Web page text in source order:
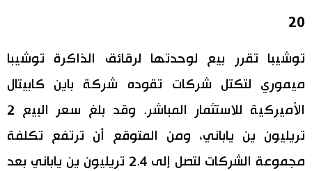
20
توشيبا تقرر بيع لوحدتها لرقائق الذاكرة توشيبا
ميموري لتكتل شركات تقوده شركة باين كابيتال
الأميركية للاستثمار المباشر. وقد بلغ سعر البيع 2
تريليون ين ياباني، ومن المتوقع أن ترتفع تكلفة
مجموعة الشركات لتصل إلى 2.4 تريليون ين ياباني بعد